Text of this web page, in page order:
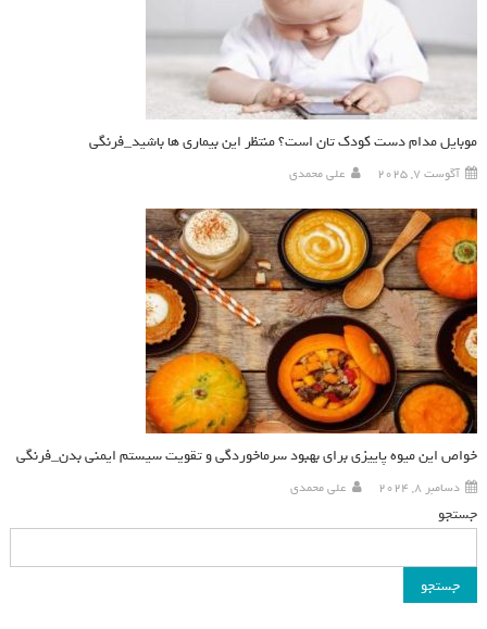
موبایل مدام دست کودک تان است؟ منتظر این بیماری ها باشید_فرنگی
آگوست 7, 2025 علی محمدی
خواص این میوه پاییزی برای بهبود سرماخوردگی و تقویت سیستم ایمنی بدن_فرنگی
دسامبر 8, 2024 علی محمدی
جستجو
جستجو